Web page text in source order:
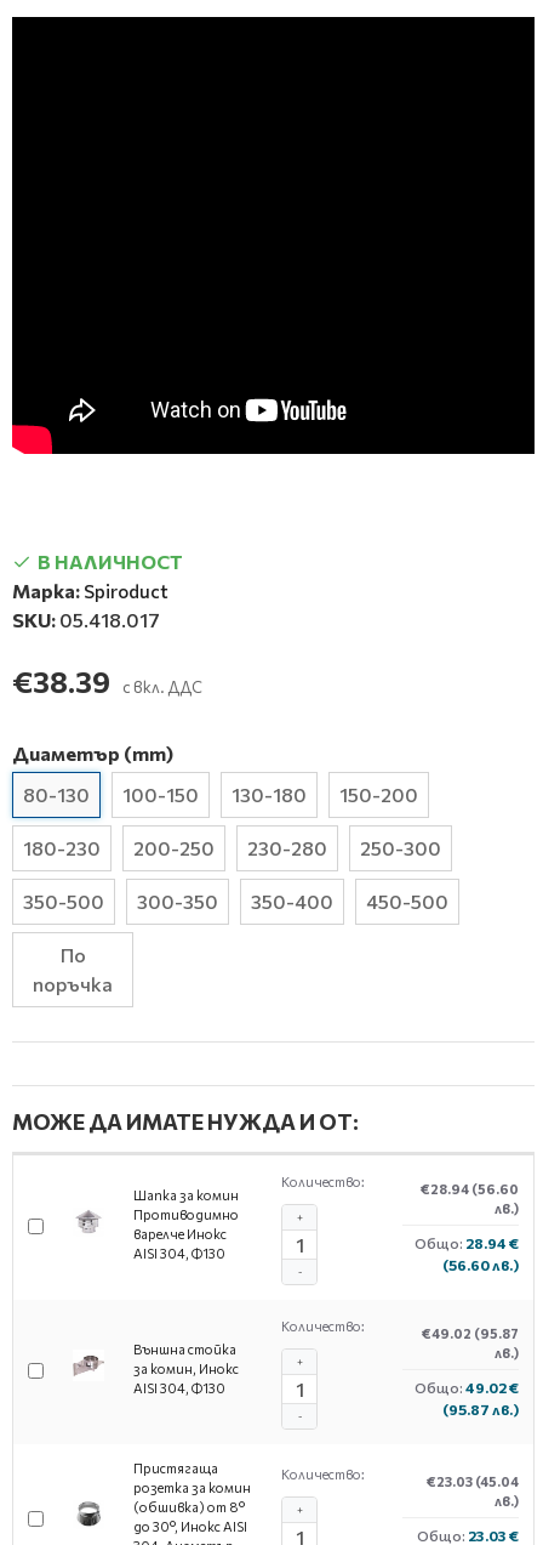
В НАЛИЧНОСТ
Марка: Spiroduct
SKU: 05.418.017
€38.39 с вкл. ДДС
Диаметър (mm)
80-130
100-150 130-180 150-200
180-230 200-250 230-280 250-300
350-500 300-350 350-400 450-500
По
поръчка
МОЖЕ ДА ИМАТЕ НУЖДА И ОТ:
Шапка за комин
Противодимно
варелче Инокс
AISI 304, Ф130
Количество:
-
+
€28.94 (56.60
лв.)
Общо: 28.94 €
(56.60 лв.)
Външна стойка
за комин, Инокс
AISI 304, Ф130
Количество:
-
+
€49.02 (95.87
лв.)
Общо: 49.02 €
(95.87 лв.)
Пристягаща
розетка за комин
(обшивка) от 8°
до 30°, Инокс AISI
Количество:
+
€23.03 (45.04
лв.)
Общо: 23.03 €